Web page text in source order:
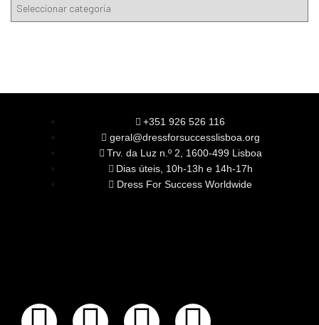
+351 926 526 116
geral@dressforsuccesslisboa.org
Trv. da Luz n.º 2, 1600-499 Lisboa
Dias úteis, 10h-13h e 14h-17h
Dress For Success Worldwide